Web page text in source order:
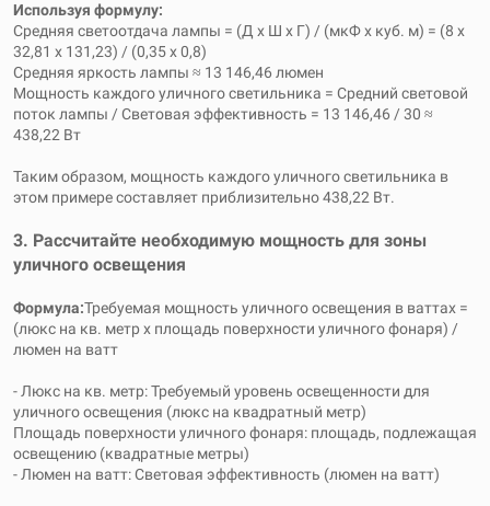
Используя формулу:
Средняя светоотдача лампы = (Д x Ш x Г) / (мкФ x куб. м) = (8 x
32,81 x 131,23) / (0,35 x 0,8)
Средняя яркость лампы ≈ 13 146,46 люмен
Мощность каждого уличного светильника = Средний световой
поток лампы / Световая эффективность = 13 146,46 / 30 ≈
438,22 Вт
Таким образом, мощность каждого уличного светильника в
этом примере составляет приблизительно 438,22 Вт.
3. Рассчитайте необходимую мощность для зоны
уличного освещения
Формула:Требуемая мощность уличного освещения в ваттах =
(люкс на кв. метр x площадь поверхности уличного фонаря) /
люмен на ватт
- Люкс на кв. метр: Требуемый уровень освещенности для
уличного освещения (люкс на квадратный метр)
Площадь поверхности уличного фонаря: площадь, подлежащая
освещению (квадратные метры)
- Люмен на ватт: Световая эффективность (люмен на ватт)